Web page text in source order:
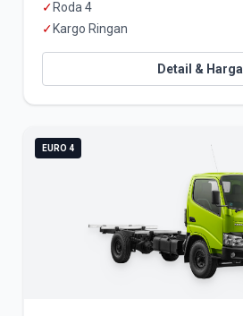
✓ Roda 4
✓ Kargo Ringan
Detail & Harga
EURO 4